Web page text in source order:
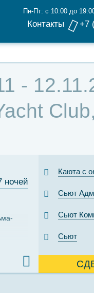
Контакты
Пн-Пт: с 10:00 до
+7
-
ночей
Каюта с
Сьют
Сьют
Сьют